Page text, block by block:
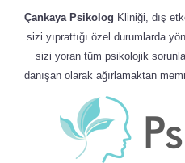
Çankaya Psikolog Kliniği, dış
sizi yıprattığı özel durumlarda
sizi yoran tüm psikolojik
danışan olarak ağırlamaktan